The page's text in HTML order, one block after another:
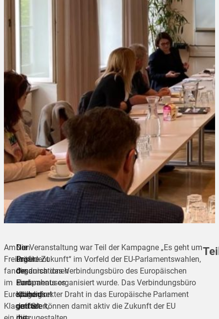
Am
Freitag
fand
im
Europahaus
Klagenfurt
Non
Profit
Organisationen
sind
ständig
gefordert,
Der
Präsident
des
Europahauses
Klagenfurt
durfte
Die Veranstaltung war Teil der Kampagne „Es geht um
unsere Zukunft“ im Vorfeld der EU-Parlamentswahlen,
die durch das Verbindungsbüro des Europäischen
Parlaments organisiert wurde. Das Verbindungsbüro
ist Ihr direkter Draht in das Europäische Parlament
und Sie können damit aktiv die Zukunft der EU